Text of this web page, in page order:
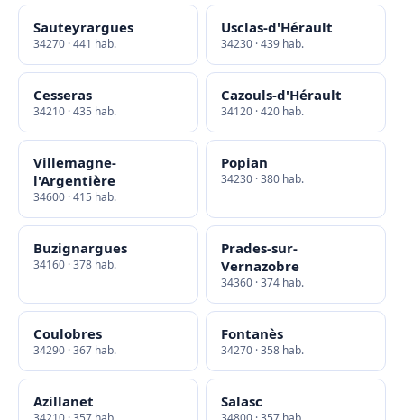
Sauteyrargues
34270 · 441 hab.
Usclas-d'Hérault
34230 · 439 hab.
Cesseras
34210 · 435 hab.
Cazouls-d'Hérault
34120 · 420 hab.
Villemagne-
l'Argentière
34600 · 415 hab.
Popian
34230 · 380 hab.
Buzignargues
34160 · 378 hab.
Prades-sur-
Vernazobre
34360 · 374 hab.
Coulobres
34290 · 367 hab.
Fontanès
34270 · 358 hab.
Azillanet Salasc